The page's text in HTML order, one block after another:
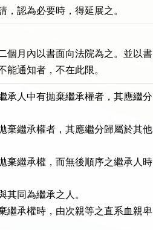
，認為必要時，得延展之。
個月內以書面向法院為之。並以書
能通知者，不在此限。
承人中有拋棄繼承權者，其應繼分
棄繼承權者，其應繼分歸屬於其他
棄繼承權，而無後順序之繼承人時
其同為繼承之人。
繼承權時，由次親等之直系血親卑